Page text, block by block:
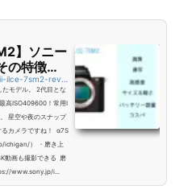
】ソニー
の特徴と
たモデル。 2代目とな
高ISO409600！常用I
星空や夜のスナップ
るカメラですね！ α7S
ichigan/） ・磨き上
動画も撮影できる 磨
www.sony.jp/i...